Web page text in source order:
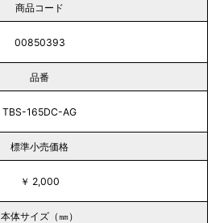
商品コード
00850393
品番
TBS-165DC-AG
標準小売価格
￥ 2,000
本体サイズ（㎜）